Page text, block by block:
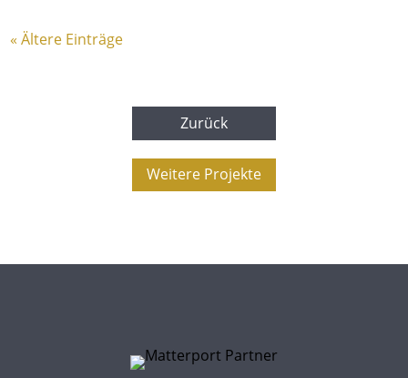
« Ältere Einträge
Zurück
Weitere Projekte